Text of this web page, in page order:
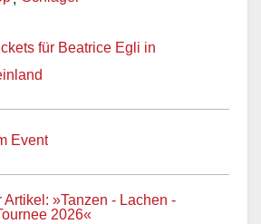
für Beatrice Egli in
Event
»Tanzen - Lachen -
2026«